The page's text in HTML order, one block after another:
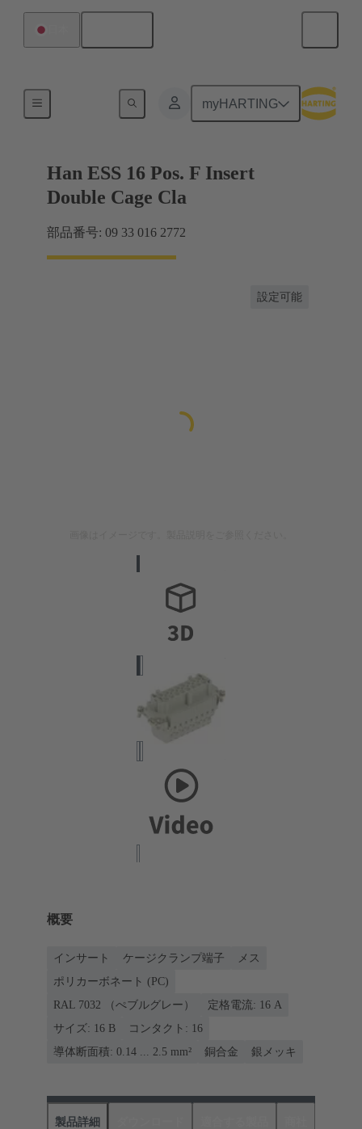
myHARTING
電流：16A以下
Han ESS 16 Pos. F Insert
Double Cage Cla
部品番号: 09 33 016 2772
設定可能
概要
インサート ケージクランプ端子
メス
ポリカーボネート (PC)
RAL 7032 （ぺブルグレー）
定格電流: ‌16 A
サイズ: 16 B
コンタクト: 16
導体断面積: 0.14 ... 2.5 mm²
銅合金 銀メッキ
製品詳細